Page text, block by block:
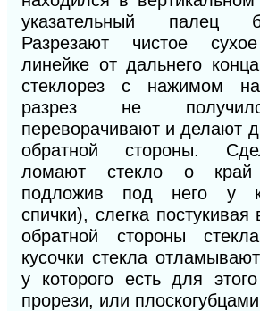
указательный палец
Разрезают чистое
линейке от дальнего
стеклорез с нажимом
разрез не
переворачивают и делают
обратной стороны.
ломают стекло о
подложив под него у
спички), слегка
обратной стороны
кусочки стекла
у которого есть для
прорези, или